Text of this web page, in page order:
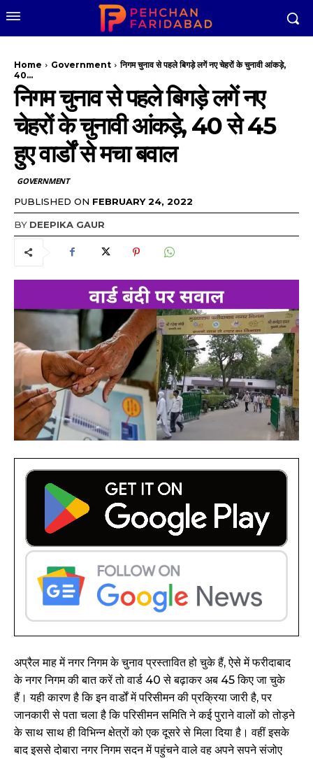
Home Government
निगम चुनाव से पहले बिगड़े लगें नए चेहरों के चुनावी आंकड़े,
40...
निगम चुनाव से पहले बिगड़े लगें नए
चेहरों के चुनावी आंकड़े, 40 से 45
हुए वार्डों से मचा बवाल
GOVERNMENT
PUBLISHED ON FEBRUARY 24, 2022
BY DEEPIKA GAUR
अप्रैल माह में नगर निगम के चुनाव प्रस्तावित हो चुके हैं, ऐसे में फरीदाबाद
के नगर निगम की बात करें तो वार्ड 40 से बढ़ाकर अब 45 किए जा चुके
हैं। यही कारण है कि इन वार्डों में परिसीमन की प्रक्रिया जारी है, पर
जानकारी से पता चला है कि परिसीमन समिति ने कई पुराने वालों को तोड़ने
के साथ साथ ही विभिन्न क्षेत्रों को एक दूसरे से मिला दिया है। वहीं इसके
बाद इससे दोबारा नगर निगम सदन में पहुंचने वाले वह अपने सपने संजोए